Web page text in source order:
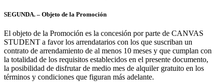
SEGUNDA. – Objeto de la Promoción
El objeto de la Promoción es la concesión por parte de CANVAS
STUDENT a favor los arrendatarios con los que suscriban un
contrato de arrendamiento de al menos 10 meses y que cumplan con
la totalidad de los requisitos establecidos en el presente documento,
la posibilidad de disfrutar de medio mes de alquiler gratuito en los
términos y condiciones que figuran más adelante.